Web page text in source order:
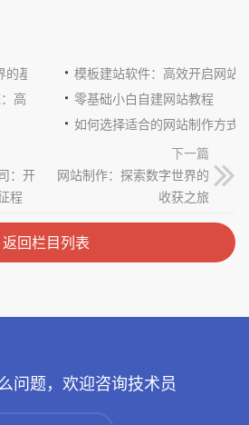
基石
模板建站软件：高效开启网站
高效与便捷的完美结合
零基础小白自建网站教程
如何选择适合的网站制作方式
：开
程
下一篇
网站制作：探索数字世界的
收获之旅
返回栏目列表
问题，欢迎咨询技术员